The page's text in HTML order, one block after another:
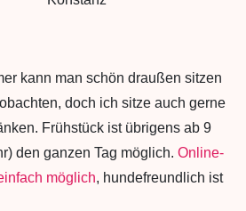
kann man schön draußen sitzen
doch ich sitze auch gerne
Frühstück ist übrigens ab 9
den ganzen Tag möglich. Online-
möglich, hundefreundlich ist